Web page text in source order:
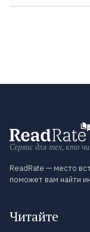
Сервис для тех, кто
ReadRate — место
поможет вам найти
Читайте